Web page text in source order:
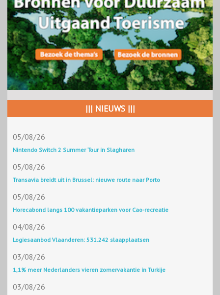
||| NIEUWS |||
05/08/26
Nintendo Switch 2 Summer Tour in Slagharen
05/08/26
Transavia breidt uit in Brussel: nieuwe route naar Porto
05/08/26
Horecabond langs 100 vakantieparken voor Cao-recreatie
04/08/26
Logiesaanbod Vlaanderen: 531.242 slaapplaatsen
03/08/26
1,1% meer Nederlanders vieren zomervakantie in Turkije
03/08/26